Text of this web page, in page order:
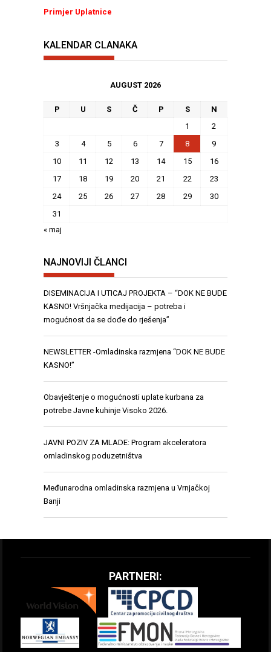
Primjer Uplatnice
KALENDAR CLANAKA
AUGUST 2026
P U S Č P S
N
1
2
3
4 5 6 7 8
9
10
11 12 13 14 15
16
17
18 19 20 21 22
23
24
25 26 27 28 29
30
31
« maj
NAJNOVIJI ČLANCI
DISEMINACIJA I UTICAJ PROJEKTA – “DOK NE BUDE
KASNO! Vršnjačka medijacija – potreba i
mogućnost da se dođe do rješenja”
NEWSLETTER -Omladinska razmjena “DOK NE BUDE
KASNO!”
Obavještenje o mogućnosti uplate kurbana za
potrebe Javne kuhinje Visoko 2026.
JAVNI POZIV ZA MLADE: Program akceleratora
omladinskog poduzetništva
Međunarodna omladinska razmjena u Vrnjačkoj
Banji
PARTNERI: